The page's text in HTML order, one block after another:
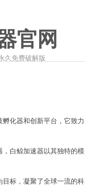
官网
久免费破解版
化器和创新平台，它致力
白鲸加速器以其独特的模
标，凝聚了全球一流的科